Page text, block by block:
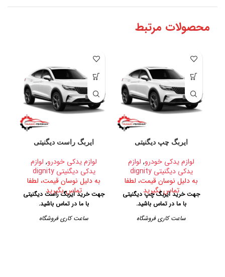
محصولات مرتبط
ایربگ چپ دیگنیتی
لوازم یدکی خودرو, لوازم
یدکی دیگنیتی dignity
به دلیل نوسان قیمت، لطفا
تماس بگیرید
جهت خرید ایربگ چپ دیگنیتی
با ما در تماس باشید.
ساعت کاری فروشگاه
ایربگ راست دیگنیتی
لوازم یدکی خودرو, لوازم
یدکی دیگنیتی dignity
به دلیل نوسان قیمت، لطفا
تماس بگیرید
جهت خرید ایربگ راست دیگنیتی
با ما در تماس باشید.
ساعت کاری فروشگاه